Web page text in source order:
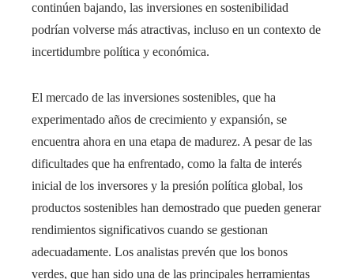
continúen bajando, las inversiones en sostenibilidad
podrían volverse más atractivas, incluso en un contexto de
incertidumbre política y económica.
El mercado de las inversiones sostenibles, que ha
experimentado años de crecimiento y expansión, se
encuentra ahora en una etapa de madurez. A pesar de las
dificultades que ha enfrentado, como la falta de interés
inicial de los inversores y la presión política global, los
productos sostenibles han demostrado que pueden generar
rendimientos significativos cuando se gestionan
adecuadamente. Los analistas prevén que los bonos
verdes, que han sido una de las principales herramientas